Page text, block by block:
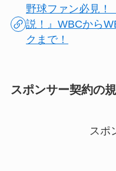
野球ファン必見！
説！』WBCから
クまで！
スポンサー契約の
スポ